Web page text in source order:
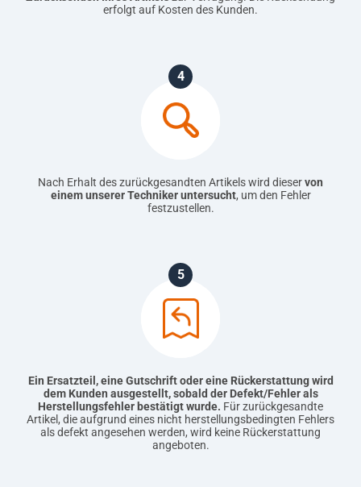
erfolgt auf Kosten des Kunden.
4
Nach Erhalt des zurückgesandten Artikels wird dieservon
einem unserer Techniker untersucht, um den Fehler
festzustellen.
5
Ein Ersatzteil, eine Gutschrift oder eine Rückerstattung wird
dem Kunden ausgestellt, sobald der Defekt/Fehler als
Herstellungsfehler bestätigt wurde. Für zurückgesandte
Artikel, die aufgrund eines nicht herstellungsbedingten Fehlers
als defekt angesehen werden, wird keine Rückerstattung
angeboten.